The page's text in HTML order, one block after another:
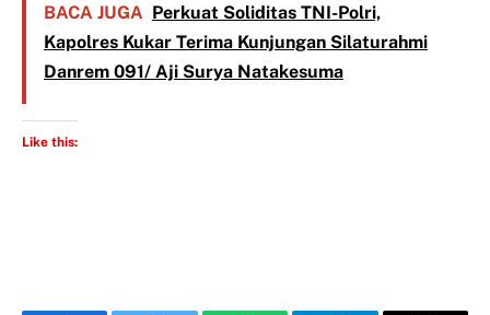
BACA JUGA Perkuat Soliditas TNI-Polri,
Kapolres Kukar Terima Kunjungan Silaturahmi
Danrem 091/ Aji Surya Natakesuma
Like this: